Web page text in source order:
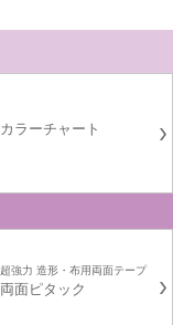
カラーチャート
超強力 造形・布用両面テープ
両面ピタック